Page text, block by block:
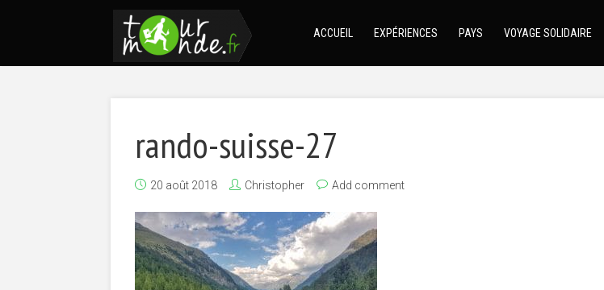
ACCUEIL EXPÉRIENCES PAYS VOYAGE SOLIDAIRE
rando-suisse-27
20 août 2018 Christopher Add comment